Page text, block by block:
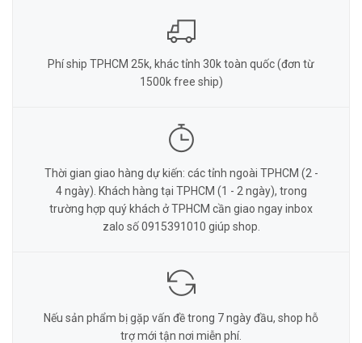
Phí ship TPHCM 25k, khác tỉnh 30k toàn quốc (đơn từ
1500k free ship)
Thời gian giao hàng dự kiến: các tỉnh ngoài TPHCM (2 -
4 ngày). Khách hàng tại TPHCM (1 - 2 ngày), trong
trường hợp quý khách ở TPHCM cần giao ngay inbox
zalo số 0915391010 giúp shop.
Nếu sản phẩm bị gặp vấn đề trong 7 ngày đầu, shop hỗ
trợ mới tận nơi miễn phí.